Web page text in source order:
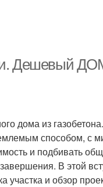
Дешевый
дома из
способом, с
и подбивать
В этой
участка и обзор